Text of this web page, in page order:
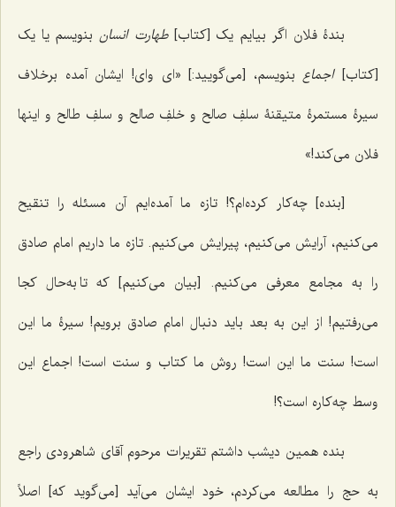
بندۀ فلان اگر بیایم یک [کتاب]طهارت انسانبنویسم یا یک
[کتاب]اجماعبنویسم، [می‌گویید:] «ای وای! ایشان آمده برخلاف
سیرۀ مستمرۀ متیقنۀ سلفِ صالح و خلفِ صالح و سلفِ طالح و اینها
فلان می‌کند!»
[بنده] چه‌کار کرده‌ام؟! تازه ما آمده‌ایم آن مسئله را تنقیح
می‌کنیم، آرایش می‌کنیم، پیرایش می‌کنیم. تازه ما داریم امام صادق
را به مجامع معرفی می‌کنیم. [بیان می‌کنیم] که تا به‌حال کجا
می‌رفتیم! از این به بعد باید دنبال امام صادق برویم! سیرۀ ما این
است! سنت ما این است! روش ما کتاب و سنت است! اجماع این
وسط چه‌کاره است؟!
بنده همین دیشب داشتم تقریرات مرحوم آقای شاهرودی راجع
به حج را مطالعه می‌کردم، خود ایشان می‌آید [می‌گوید که] اصلاً